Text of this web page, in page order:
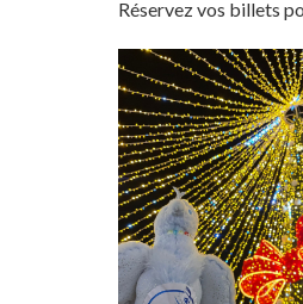
Réservez vos billets